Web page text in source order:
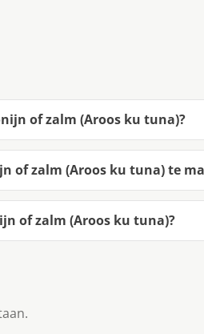
of zalm (Aroos ku tuna)?
of zalm (Aroos ku tuna) te
of zalm (Aroos ku tuna)?